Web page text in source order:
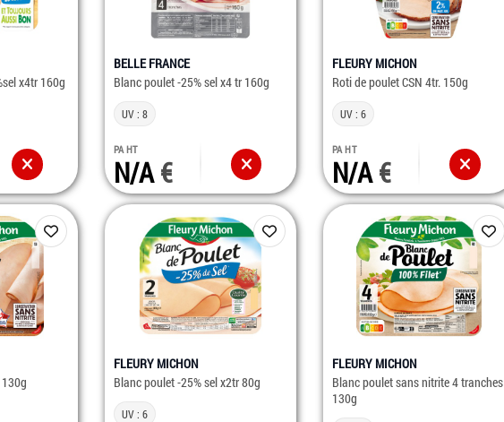
x4tr 160g
BELLE FRANCE
Blanc poulet -25% sel x4 tr 160g
UV : 8
PA HT
N/A
FLEURY MICHON
Roti de poulet CSN 4tr. 150g
UV : 6
PA HT
N/A
FLEURY MICHON
Blanc poulet -25% sel x2tr 80g
UV : 6
FLEURY MICHON
Blanc poulet sans nitrite 4 tranches
130g